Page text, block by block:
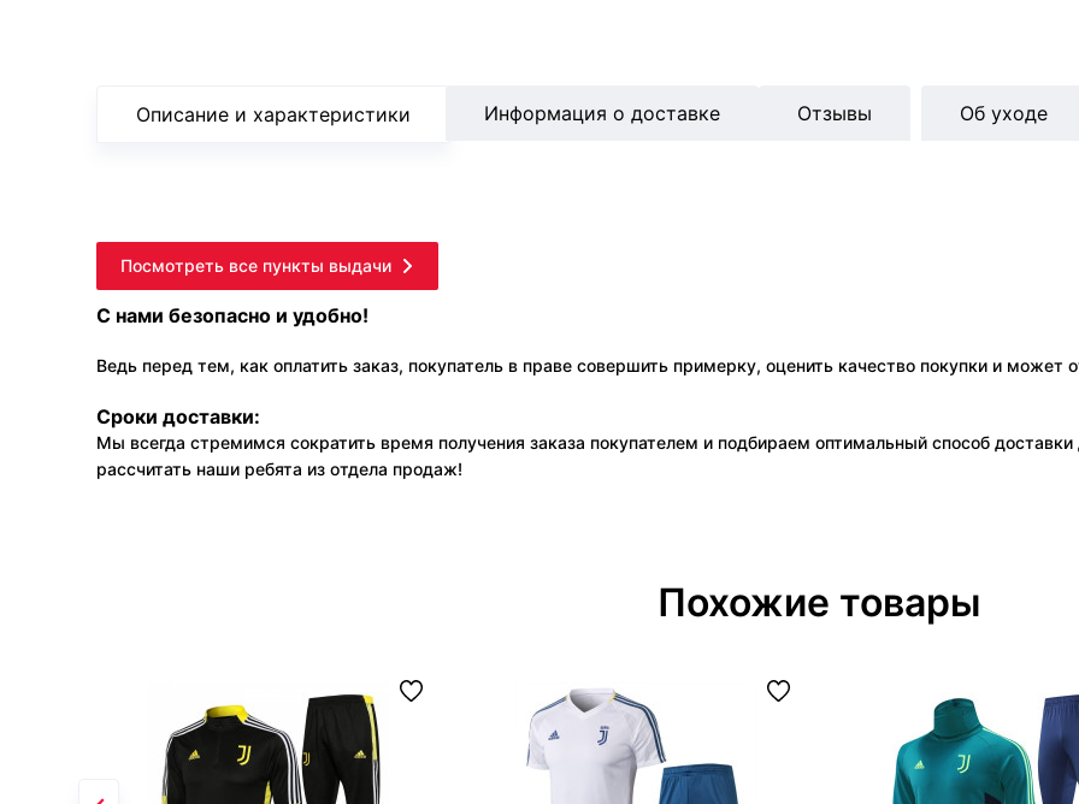
Описание и характеристики Информация о доставке Отзывы Об уходе
Посмотреть все пункты выдачи
С нами безопасно и удобно!
Ведь перед тем, как оплатить заказ, покупатель в праве совершить примерку, оценить качество покупки и может
Сроки доставки:
Мы всегда стремимся сократить время получения заказа покупателем и подбираем оптимальный способ
рассчитать наши ребята из отдела продаж!
Похожие товары